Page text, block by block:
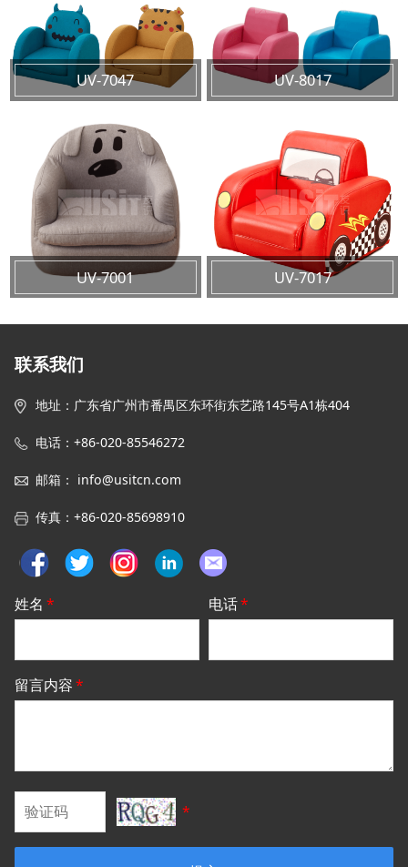
UV-7047 UV-8017
UV-7001 UV-7017
联系我们
地址 ： 广东省广州市番禺区东环街东艺路145号A1栋404
电话：+86-020-85546272
邮箱： info@usitcn.com
传真： +86-020-85698910
姓名 * 电话*
留言内容*
*